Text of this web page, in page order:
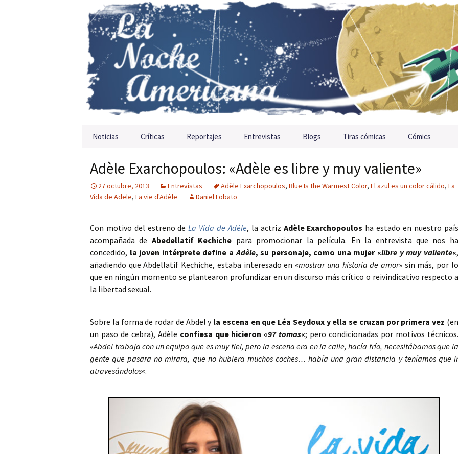
Saltar al contenido
Noticias Críticas Reportajes Entrevistas Blogs Tiras cómicas Cómics
Adèle Exarchopoulos: «Adèle es libre y muy valiente»
27 octubre, 2013 Entrevistas Adèle Exarchopoulos, Blue Is the Warmest Color, El azul es un color cálido, La
Vida de Adele, La vie d'Adèle Daniel Lobato
Con motivo del estreno deLa Vida de Adèle, la actriz Adèle Exarchopoulos ha estado en nuestro país
acompañada de Abedellatif Kechiche para promocionar la película. En la entrevista que nos ha
concedido, la joven intérprete define aAdèle, su personaje, como una mujer «libre y muy valiente«,
añadiendo que Abdellatif Kechiche, estaba interesado en «mostrar una historia de amor» sin más, por lo
que en ningún momento se plantearon profundizar en un discurso más crítico o reivindicativo respecto a
la libertad sexual.
Sobre la forma de rodar de Abdel y la escena en que Léa Seydoux y ella se cruzan por primera vez (en
un paso de cebra), Adèle confiesa que hicieron «97 tomas«; pero condicionadas por motivos técnicos.
«Abdel trabaja con un equipo que es muy fiel, pero la escena era en la calle, hacía frío, necesitábamos que la
gente que pasara no mirara, que no hubiera muchos coches… había una gran distancia y teníamos que ir
atravesándolos«.